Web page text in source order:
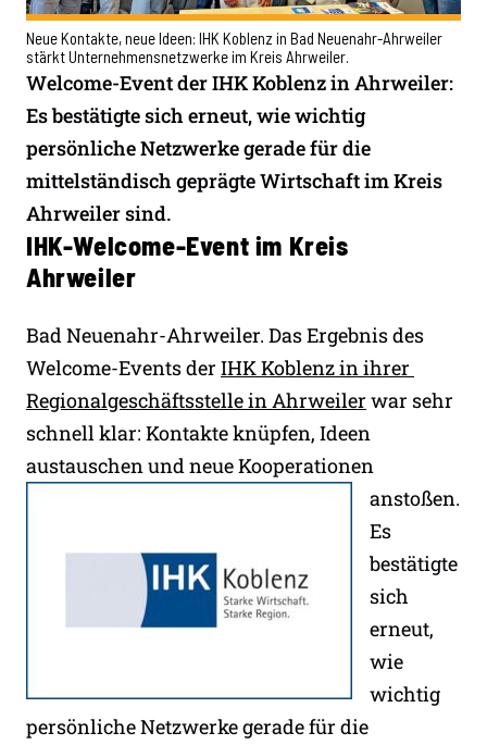
Neue Kontakte, neue Ideen: IHK Koblenz in Bad Neuenahr-Ahrweiler
stärkt Unternehmensnetzwerke im Kreis Ahrweiler.
Welcome-Event der IHK Koblenz in Ahrweiler:
Es bestätigte sich erneut, wie wichtig
persönliche Netzwerke gerade für die
mittelständisch geprägte Wirtschaft im Kreis
Ahrweiler sind.
IHK-Welcome-Event im Kreis
Ahrweiler
Bad Neuenahr-Ahrweiler. Das Ergebnis des
Welcome-Events der IHK Koblenz in ihrer
Regionalgeschäftsstelle in Ahrweiler war sehr
schnell klar: Kontakte knüpfen, Ideen
austauschen und neue Kooperationen
anstoßen.
Es
bestätigte
sich
erneut,
wie
wichtig
persönliche Netzwerke gerade für die